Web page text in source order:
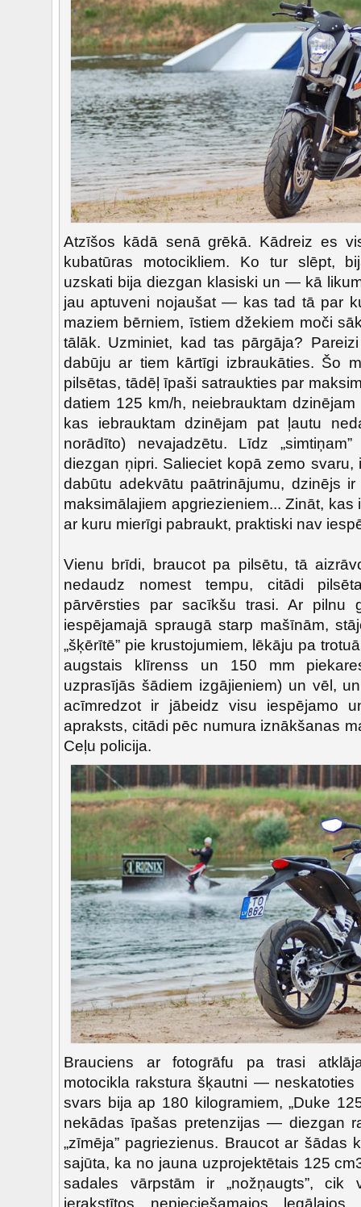
Atzīšos kādā senā grēkā. Kādreiz es
kubatūras motocikliem. Ko tur slēpt,
uzskati bija diezgan klasiski un — kā
jau aptuveni nojaušat — kas tad tā par
maziem bērniem, īstiem džekiem moči
tālāk. Uzminiet, kad tas pārgāja?
dabūju ar tiem kārtīgi izbraukāties. Šo
pilsētas, tādēļ īpaši satraukties par
datiem 125 km/h, neiebrauktam
kas iebrauktam dzinējam pat ļautu
norādīto) nevajadzētu. Līdz
diezgan ņipri. Salieciet kopā zemo
dabūtu adekvātu paātrinājumu, dzinējs
maksimālajiem apgriezieniem... Zināt,
ar kuru mierīgi pabraukt, praktiski nav
Vienu brīdi, braucot pa pilsētu, tā
nedaudz nomest tempu, citādi
pārvērsties par sacīkšu trasi. Ar pilnu
iespējamajā spraugā starp mašīnām,
„šķērītē” pie krustojumiem, lēkāju pa
augstais klīrenss un 150 mm
uzprasījās šādiem izgājieniem) un vēl,
acīmredzot ir jābeidz visu iespējamo
apraksts, citādi pēc numura iznākšanas
Ceļu policija.
Brauciens ar fotogrāfu pa trasi
motocikla rakstura šķautni —
svars bija ap 180 kilogramiem, „Duke
nekādas īpašas pretenzijas — diezgan
„zīmēja” pagriezienus. Braucot ar šādas
sajūta, ka no jauna uzprojektētais 125
sadales vārpstām ir „nožņaugts”, cik
ierakstītos nepieciešamajos